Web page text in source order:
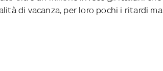
di vacanza, per loro pochi i ritardi ma